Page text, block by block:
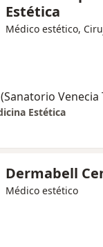
Estética
Médico estético,
Estética
Dermabell
Médico estético